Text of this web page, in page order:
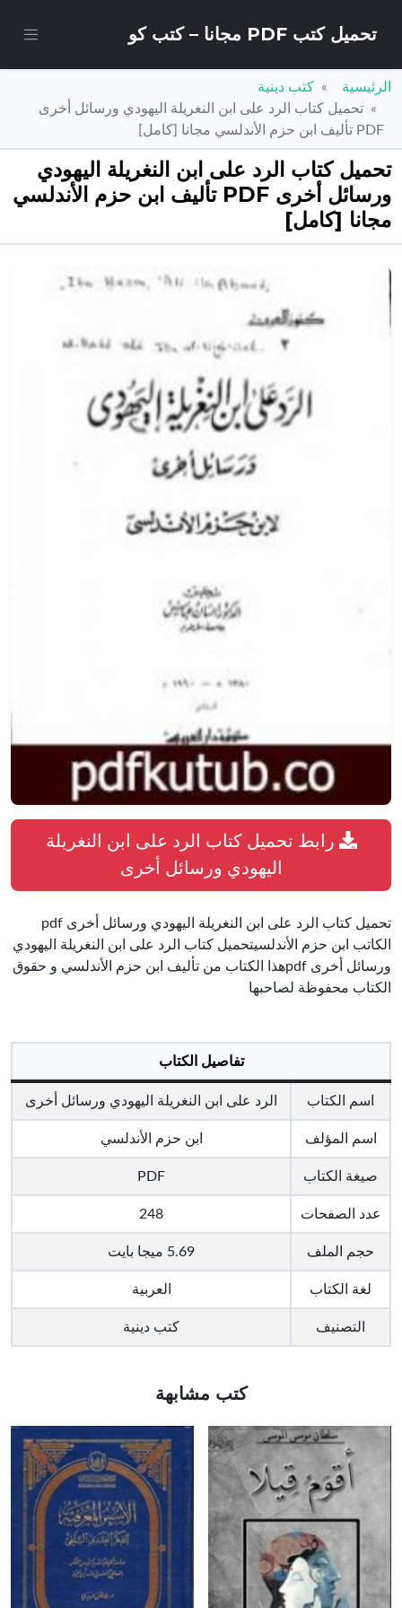
تحميل كتب PDF مجانا – كتب كو
الرئيسية
كتب دينية
تحميل كتاب الرد على ابن النغريلة اليهودي ورسائل أخرى
PDF تأليف ابن حزم الأندلسي مجانا [كامل]
تحميل كتاب الرد على ابن النغريلة اليهودي
ورسائل أخرى PDF تأليف ابن حزم الأندلسي
مجانا [كامل]
رابط تحميل كتاب الرد على ابن النغريلة
اليهودي ورسائل أخرى
تحميل كتاب الرد على ابن النغريلة اليهودي ورسائل أخرى pdf
الكاتب ابن حزم الأندلسيتحميل كتاب الرد على ابن النغريلة اليهودي
ورسائل أخرى pdfهذا الكتاب من تأليف ابن حزم الأندلسي و حقوق
الكتاب محفوظة لصاحبها
تفاصيل الكتاب
اسم الكتاب الرد على ابن النغريلة اليهودي ورسائل أخرى
اسم المؤلف ابن حزم الأندلسي
صيغة الكتاب PDF
عدد الصفحات 248
حجم الملف 5.69 ميجا بايت
لغة الكتاب العربية
التصنيف كتب دينية
كتب مشابهة